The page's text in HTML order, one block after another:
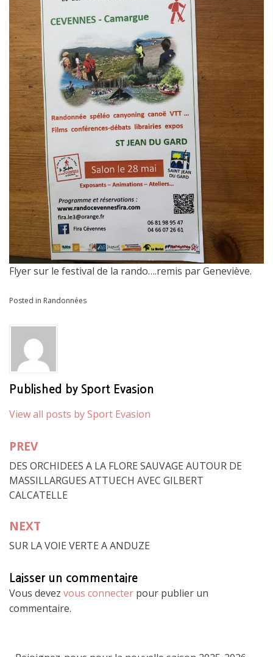
Flyer sur le festival de la rando….remis par Geneviève.
Posted in Randonnées
Published by Sport Evasion
View all posts by Sport Evasion
Navigation
de
l’article
PREV
DES ORCHIDEES A LA FLORE SAUVAGE AUTOUR DE
MASSILLARGUES ATTUECH AVEC GILBERT
CALCATELLE
NEXT
SUR LA VOIE VERTE A ANDUZE
Laisser un commentaire
Vous devez vous connecter pour publier un
commentaire.